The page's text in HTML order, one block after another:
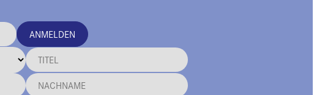
ANMELDEN